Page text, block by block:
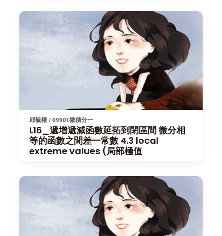
邱毓權 / 09901微積分一
L16_遞增遞減函數延拓到閉區間 微分相
等的函數之間差一常數 4.3 local
extreme values (局部極值